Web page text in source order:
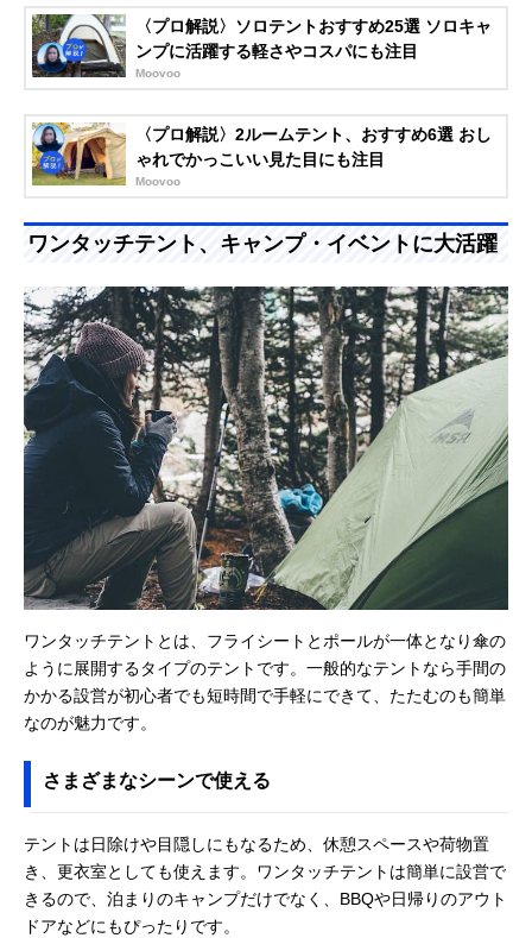
〈プロ解説〉ソロテントおすすめ25選 ソロキャ
ンプに活躍する軽さやコスパにも注目
Moovoo
〈プロ解説〉2ルームテント、おすすめ6選 おし
ゃれでかっこいい見た目にも注目
Moovoo
ワンタッチテント、キャンプ・イベントに大活躍
ワンタッチテントとは、フライシートとポールが一体となり傘の
ように展開するタイプのテントです。一般的なテントなら手間の
かかる設営が初心者でも短時間で手軽にできて、たたむのも簡単
なのが魅力です。
さまざまなシーンで使える
テントは日除けや目隠しにもなるため、休憩スペースや荷物置
き、更衣室としても使えます。ワンタッチテントは簡単に設営で
きるので、泊まりのキャンプだけでなく、BBQや日帰りのアウト
ドアなどにもぴったりです。